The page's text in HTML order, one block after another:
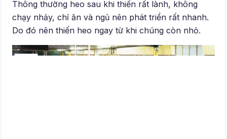
Thông thường heo sau khi thiến rất lành, không
chạy nhảy, chỉ ăn và ngủ nên phát triển rất nhanh.
Do đó nên thiến heo ngay từ khi chúng còn nhỏ.